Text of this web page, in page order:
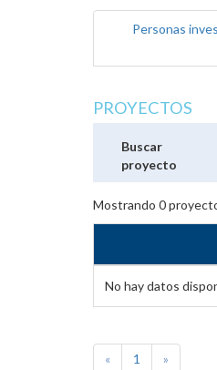
Personas
PROYECTOS
Buscar
proyecto
Mostrando 0
No hay datos
« 1 »